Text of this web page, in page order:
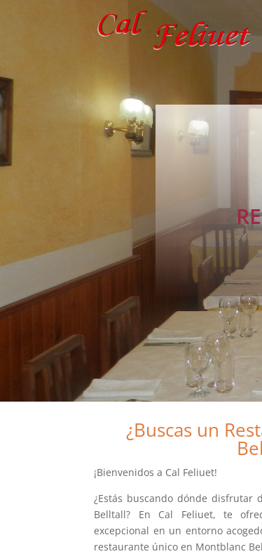
¿Buscas un
¡Bienvenidos a Cal Feliuet!
¿Estás buscando dónde disfrutar
Belltall? En Cal Feliuet, te
excepcional en un entorno
restaurante único en Montblanc